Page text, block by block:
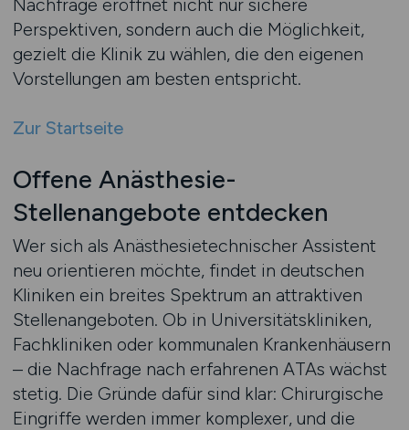
Nachfrage eröffnet nicht nur sichere
Perspektiven, sondern auch die Möglichkeit,
gezielt die Klinik zu wählen, die den eigenen
Vorstellungen am besten entspricht.
Zur Startseite
Offene Anästhesie-
Stellenangebote entdecken
Wer sich als Anästhesietechnischer Assistent
neu orientieren möchte, findet in deutschen
Kliniken ein breites Spektrum an attraktiven
Stellenangeboten. Ob in Universitätskliniken,
Fachkliniken oder kommunalen Krankenhäusern
– die Nachfrage nach erfahrenen ATAs wächst
stetig. Die Gründe dafür sind klar: Chirurgische
Eingriffe werden immer komplexer, und die